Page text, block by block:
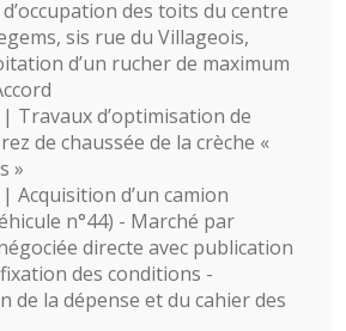
des toits du centre
sis rue du Villageois,
d’un rucher de maximum
| Travaux d’optimisation de
de chaussée de la crèche «
»
| Acquisition d’un camion
n°44) - Marché par
directe avec publication
des conditions -
de la dépense et du cahier des